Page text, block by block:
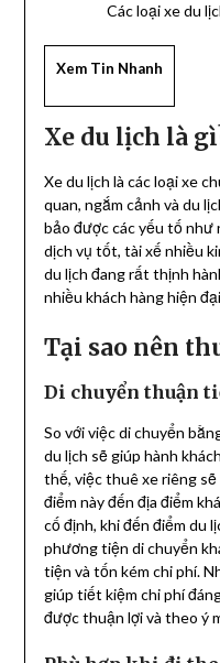
Các loại xe du
Xem Tin Nhanh
Xe du lịch là
Xe du lịch là các loại xe
quan, ngắm cảnh và du
bảo được các yếu tố
dịch vụ tốt, tài xế nhiều
du lịch đang rất thịnh
nhiều khách hàng hiện
Tại sao nên
Di chuyển thuận
So với việc di chuyển
du lịch sẽ giúp hành
thế, việc thuê xe riêng
điểm này đến địa điểm
cố định, khi đến điểm du
phương tiện di chuyển
tiện và tốn kém chi phí.
giúp tiết kiệm chi phí
được thuận lợi và theo ý